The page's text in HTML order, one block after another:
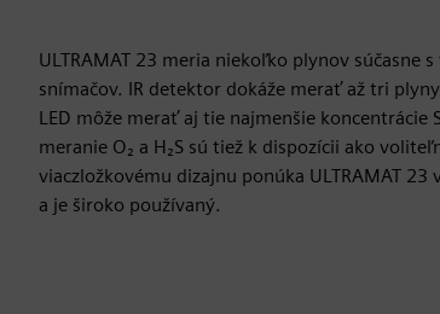
ULTRAMAT 23 meria niekoľko plynov súčasne
snímačov. IR detektor dokáže merať až tri
LED môže merať aj tie najmenšie koncentrácie
meranie O₂ a H₂S sú tiež k dispozícii ako
viaczložkovému dizajnu ponúka ULTRAMAT
a je široko používaný.